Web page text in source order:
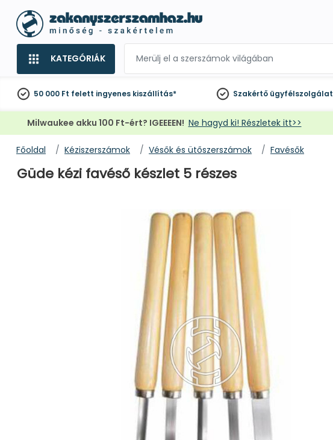
KATEGÓRIÁK
50 000 Ft felett ingyenes kiszállítás* Szakértő ügyfélszolgálat
Milwaukee akku 100 Ft-ért? IGEEEEN! Ne hagyd ki! Részletek itt>>
Főoldal Kéziszerszámok Vésők és ütőszerszámok Favésők
Güde kézi favéső készlet 5 részes